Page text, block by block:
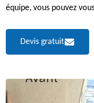
équipe, vous pouvez
Devis gratuit